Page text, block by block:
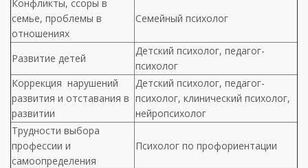
Конфликты, ссоры в
семье, проблемы в
отношениях
Семейный психолог
Развитие детей
Детский психолог, педагог-
психолог
Коррекция нарушений
развития и отставания в
развитии
Детский психолог, педагог-
психолог, клинический психолог,
нейропсихолог
Трудности выбора
профессии и
самоопределения
Психолог по профориентации